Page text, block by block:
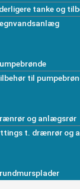
tanke og
til
og anlægsrør
t. drænrør og